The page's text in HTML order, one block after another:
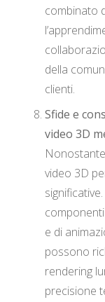
combinato
della
clienti.
Sfide e
video 3D
video 3D
e di
possono
rendering
precisione